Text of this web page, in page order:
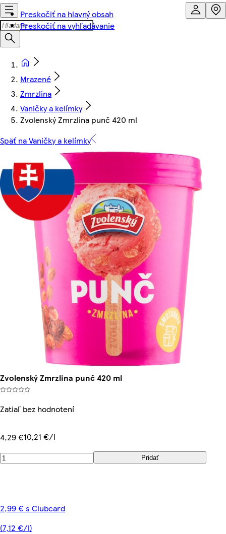
Preskočiť na hlavný obsah
Preskočiť na vyhľadávanie
Mrazené
Zmrzlina
Vaničky a kelímky
Zvolenský Zmrzlina punč 420 ml
Späť na Vaničky a kelímky
Zvolenský Zmrzlina punč 420 ml
Zatiaľ bez hodnotení
4,29 €10,21 €/l
Pridať
2,99 € s Clubcard
(7,12 €/l)